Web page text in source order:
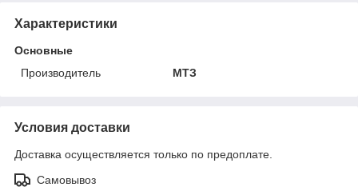
Характеристики
Основные
Производитель
МТЗ
Условия доставки
Доставка осуществляется только по предоплате.
Самовывоз